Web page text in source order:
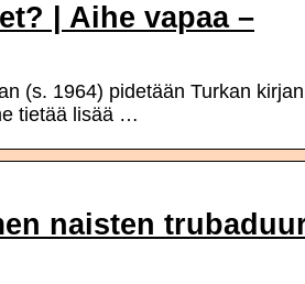
| Aihe vapaa –
(s. 1964) pidetään Turkan kirjan
tietää lisää …
naisten